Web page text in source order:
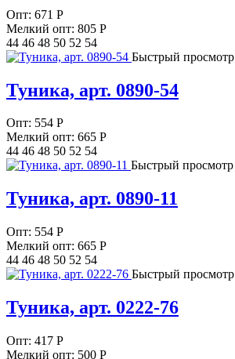
Опт: 671 Р
Мелкий опт: 805 Р
44 46 48 50 52 54
Быстрый просмотр
Туника, арт. 0890-54
Опт: 554 Р
Мелкий опт: 665 Р
44 46 48 50 52 54
Быстрый просмотр
Туника, арт. 0890-11
Опт: 554 Р
Мелкий опт: 665 Р
44 46 48 50 52 54
Быстрый просмотр
Туника, арт. 0222-76
Опт: 417 Р
Мелкий опт: 500 Р